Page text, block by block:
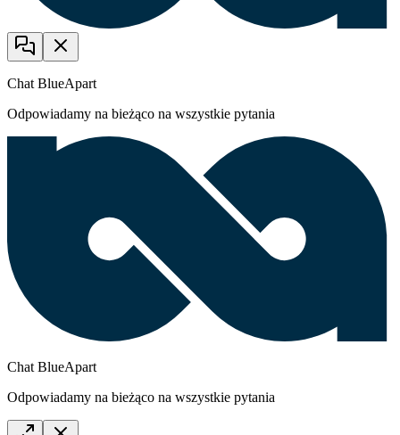
Chat BlueApart
Odpowiadamy na bieżąco na wszystkie pytania
Chat BlueApart
Odpowiadamy na bieżąco na wszystkie pytania